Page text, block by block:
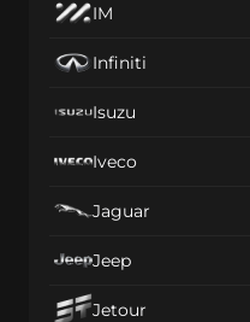
IM
Infiniti
Isuzu
Iveco
Jaguar
Jeep
Jetour